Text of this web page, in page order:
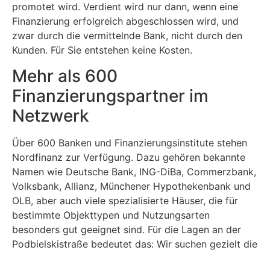
promotet wird. Verdient wird nur dann, wenn eine
Finanzierung erfolgreich abgeschlossen wird, und
zwar durch die vermittelnde Bank, nicht durch den
Kunden. Für Sie entstehen keine Kosten.
Mehr als 600
Finanzierungspartner im
Netzwerk
Über 600 Banken und Finanzierungsinstitute stehen
Nordfinanz zur Verfügung. Dazu gehören bekannte
Namen wie Deutsche Bank, ING-DiBa, Commerzbank,
Volksbank, Allianz, Münchener Hypothekenbank und
OLB, aber auch viele spezialisierte Häuser, die für
bestimmte Objekttypen und Nutzungsarten
besonders gut geeignet sind. Für die Lagen an der
Podbielskistraße bedeutet das: Wir suchen gezielt die